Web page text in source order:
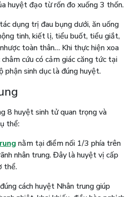
huyệt đạo từ rốn đo xuống 3 thốn.
dụng trị đau bụng dưới, ăn uống
tinh, kiết lị, tiểu buốt, tiểu giắt,
toàn thân… Khi thực hiện xoa
cứu có cảm giác căng tức tại
phận sinh dục là đúng huyệt.
8 huyệt sinh tử quan trọng và
thể:
nằm tại điểm nối 1/3 phía trên
nhân trung. Đây là huyệt vị cấp
thể.
cách huyệt Nhân trung giúp